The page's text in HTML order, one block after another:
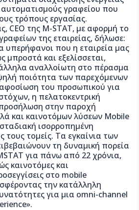
γραφείου που
τρόπους εργασίας.
CEO της Μ-STAT, με αφορμή το
της εταιρείας, δήλωσε:
υπερήφανοι που η εταιρεία μας
μπροστά και εξελίσσεται,
αναλλοίωτη στο πέρασμα
ποιότητα των παρεχόμενων
του προσωπικού για
η πελατοκεντρική
στην παροχή
και καινοτόμων λύσεων Mobile
ισορροπημένη
τους τομείς. Τα εγκαίνια των
τη δυναμική πορεία
για πάνω από 22 χρόνια,
καινοτόμες και
στο mobile
την κατάλληλη
για μια omni-channel